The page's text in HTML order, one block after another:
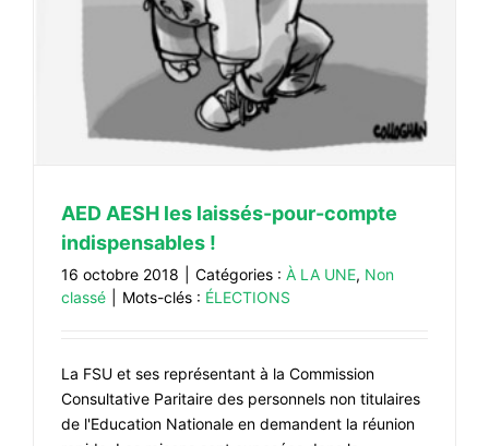
AED AESH les laissés-pour-compte
indispensables !
16 octobre 2018 Catégories : À LA UNE, Non
classé
Mots-clés : ÉLECTIONS
La FSU et ses représentant à la Commission
Consultative Paritaire des personnels non titulaires
de l'Education Nationale en demandent la réunion